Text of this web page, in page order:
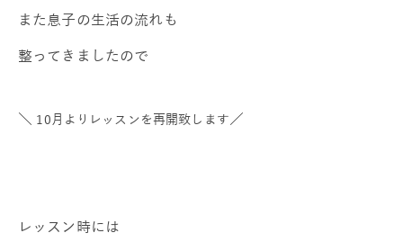
また息子の生活の流れも
整ってきましたので
＼ 10月よりレッスンを再開致します／
レッスン時には